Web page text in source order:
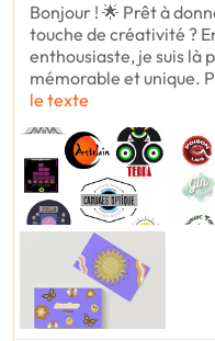
Bonjour ! 🌟 Prêt à
touche de créativité ?
enthousiaste, je suis là
mémorable et unique.
le texte